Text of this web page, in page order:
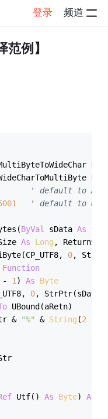
登录 频道
范例】
Lib
Lib
' default to
' default to UTF-
ByVal sData As
As Long ,
0,
Function
- 1 ) As
Byte
0,
UBound(aRetn)
&
"%" & String (2
Utf() As Byte) As